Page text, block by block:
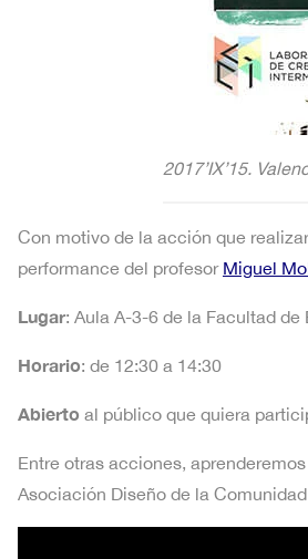
2017’IX’15.
Con motivo de la acción que
performance del profesor Miguel
Lugar: Aula A-3-6 de la Facultad
Horario: de 12:30 a 14:30
Abierto al público que quiera
Entre otras acciones,
Asociación Diseño de la